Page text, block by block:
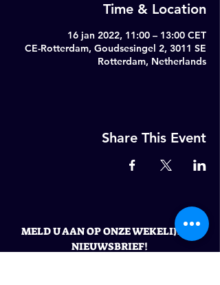
Time & Location
16 jan 2022, 11:00 – 13:00 CET
CE-Rotterdam, Goudsesingel 2, 3011 SE
Rotterdam, Netherlands
Share This Event
MELD U AAN OP ONZE WEKELIJKSE
NIEUWSBRIEF!